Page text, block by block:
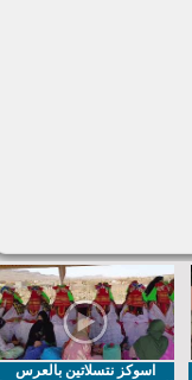
اسوكز نتسلاتين بالعرس